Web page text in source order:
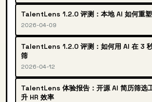
TalentLens 1.2.0 评测：本地 AI 如何重
2026-04-09
TalentLens 1.2.0 评测：如何用 AI 在 3
筛
2026-04-12
TalentLens 体验报告：开源 AI 简历筛选
升 HR 效率